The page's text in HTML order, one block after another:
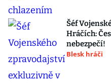
Šéf
Hráčích:
nebezpečí!
Blesk hráči